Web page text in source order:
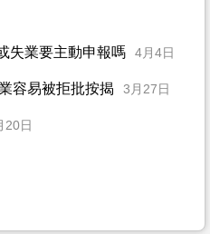
失業要主動申報嗎 4月4日
容易被拒批按揭 3月27日
20日